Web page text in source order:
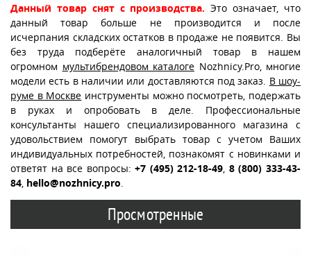
Данный товар снят с производства. Это означает, что
данный товар больше не производится и после
исчерпания складских остатков в продаже не появится. Вы
без труда подберёте аналогичный товар в нашем
огромном мультибрендовом каталоге Nozhnicy.Pro, многие
модели есть в наличии или доставляются под заказ. В шоу-
руме в Москве инструменты можно посмотреть, подержать
в руках и опробовать в деле. Профессиональные
консультанты нашего специализированного магазина с
удовольствием помогут выбрать товар с учетом Ваших
индивидуальных потребностей, познакомят с новинками и
ответят на все вопросы:+7 (495) 212-18-49 8 (800) 333-43-
84 hello@nozhnicy.pro
Просмотренные